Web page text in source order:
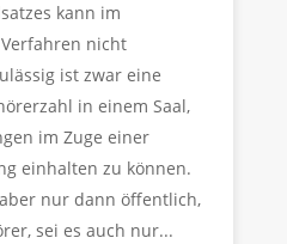
kann im
nicht
ist zwar eine
in einem Saal,
im Zuge einer
einhalten zu können.
nur dann öffentlich,
sei es auch nur...